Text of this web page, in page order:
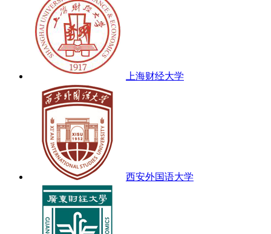
上海财经大学
西安外国语大学